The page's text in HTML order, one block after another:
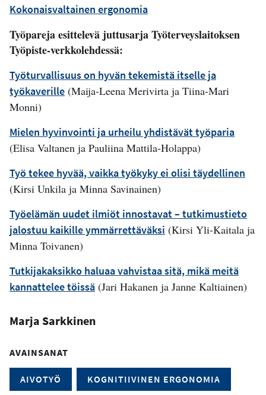
Kokonaisvaltainen ergonomia
Työpareja esittelevä juttusarja Työterveyslaitoksen
Työpiste-verkkolehdessä:
Työturvallisuus on hyvän tekemistä itselle ja
työkaverille (Maija-Leena Merivirta ja Tiina-Mari
Monni)
Mielen hyvinvointi ja urheilu yhdistävät työparia
(Elisa Valtanen ja Pauliina Mattila-Holappa)
Työ tekee hyvää, vaikka työkyky ei olisi täydellinen
(Kirsi Unkila ja Minna Savinainen)
Työelämän uudet ilmiöt innostavat – tutkimustieto
jalostuu kaikille ymmärrettäväksi (Kirsi Yli-Kaitala ja
Minna Toivanen)
Tutkijakaksikko haluaa vahvistaa sitä, mikä meitä
kannattelee töissä (Jari Hakanen ja Janne Kaltiainen)
Marja Sarkkinen
AVAINSANAT
AIVOTYÖ KOGNITIIVINEN ERGONOMIA